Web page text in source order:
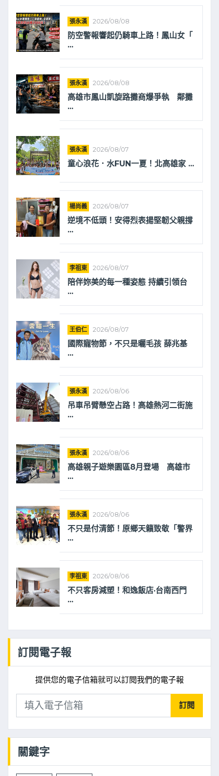
張永漢 2026/08/08
防空警報響起仍騎車上路！鳳山女「
...
張永漢 2026/08/08
高雄市鳳山凱旋路攤商爆爭執 鄰攤
...
張永漢 2026/08/07
童心浪花．水FUN一夏！北高雄家 ...
楊尚義 2026/08/07
逆境不低頭！安得烈表揚堅韌父親撐
...
李祖東 2026/08/07
陪伴妳美的每一種姿態 持續引領台
...
王伯仁 2026/08/07
國際寵物節，不只是曬毛孩 薛兆基
...
張永漢 2026/08/06
吊車吊臂懸空占路！高雄熱河二街施
...
張永漢 2026/08/06
高雄親子遊樂園區8月登場 高雄市
...
張永漢 2026/08/06
不只是付清節！原鄉天籟致敬「警界
...
李祖東 2026/08/06
不只客房減塑！和逸飯店·台南西門
...
訂閱電子報
提供您的電子信箱就可以訂閱我們的電子報
訂閱
關鍵字